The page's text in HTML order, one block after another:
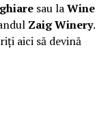
sau laWine
Zaig Winery.
aici să devină